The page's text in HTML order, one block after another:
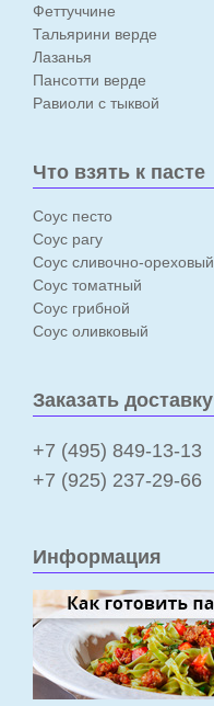
Феттуччине
Тальярини верде
Лазанья
Пансотти верде
Равиоли с тыквой
Что взять к пасте
Соус песто
Соус рагу
Соус сливочно-ореховый
Соус томатный
Соус грибной
Соус оливковый
Заказать доставку
+7 (495) 849-13-13
+7 (925) 237-29-66
Информация